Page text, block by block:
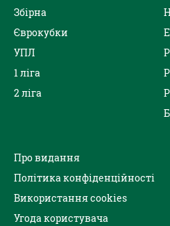
Збірна
Єврокубки
УПЛ
1 ліга
2 ліга
Про видання
Політика конфіденційності
Використання cookies
Угода користувача